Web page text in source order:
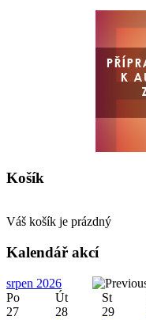
Košík
Váš košík je prázdný
Kalendář akcí
srpen 2026
Po
Út St
27
28 29